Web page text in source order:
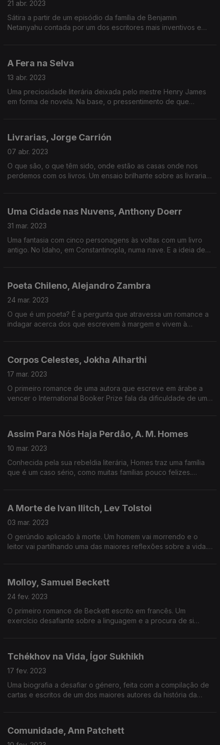
21 abr. 2023
Sátira a partir de um episódio da família de Benjamin
Netanyahu contada por um dos escritores mais inventivos e
A Fera na Selva
13 abr. 2023
Uma preciosidade literária deixada pelo mestre Henry James
em forma de novela. Na base, o pressentimento de que
Livrarias, Jorge Carrión
07 abr. 2023
O que são, o que têm sido, onde estão as casas onde nos
perdemos com os livros. Um ensaio brilhante sobre as livrarias
Uma Cidade nas Nuvens, Anthony Doerr
31 mar. 2023
Uma fantasia com cinco personagens às voltas com um livro
antigo. No Idaho, em Constantinopla, numa nave. E a ideia de
Poeta Chileno, Alejandro Zambra
24 mar. 2023
O que é um poeta? É a pergunta que atravessa um romance a
indagar acerca dos que escrevem à margem e vivem à
Corpos Celestes, Jokha Alharthi
17 mar. 2023
O primeiro romance de uma autora que escreve em árabe a
vencer o International Booker Prize fala da dificuldade de um
Assim Para Nós Haja Perdão, A. M. Homes
10 mar. 2023
Conhecida pela sua rebeldia literária, Homes traz uma família
que é um caso sério, como muitas famílias pouco felizes.
A Morte de Ivan Ilitch, Lev Tolstoi
03 mar. 2023
O gerúndio aplicado à morte. Um homem vai morrendo e o
leitor vai partilhando uma das maiores reflexões sobre a vida.
Molloy, Samuel Beckett
24 fev. 2023
O primeiro romance de Beckett escrito em francês. Um
exercício desafiante sobre a linguagem e a procura de si
Tchékhov na Vida, Ígor Sukhikh
17 fev. 2023
Uma biografia a desafiar o género, feita com a compilação de
cartas e escritos de um dos maiores autores da história da
Comunidade, Ann Patchett